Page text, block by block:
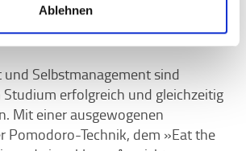
Ablehnen
deiner Motivation
Selbstmanagement sind
Studium erfolgreich und gleichzeitig
Mit einer ausgewogenen
Pomodoro-Technik, dem »Eat the